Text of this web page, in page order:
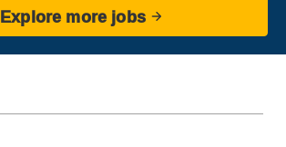
Explore more jobs